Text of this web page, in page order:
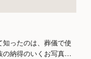
ったのは、葬儀で使
の納得のいくお写真…